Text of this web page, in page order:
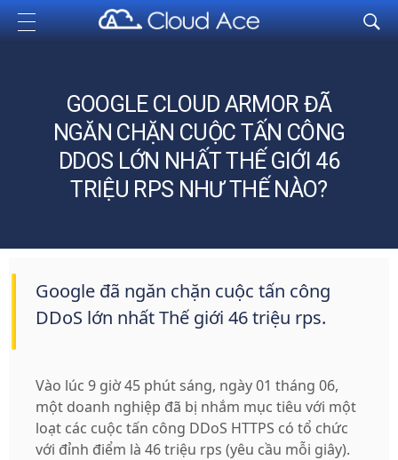
Cloud Ace
Nhà cung cấp giải pháp trên GCP cho doanh nghiệp
GOOGLE CLOUD ARMOR ĐÃ
NGĂN CHẶN CUỘC TẤN CÔNG
DDOS LỚN NHẤT THẾ GIỚI 46
TRIỆU RPS NHƯ THẾ NÀO?
Google đã ngăn chặn cuộc tấn công
DDoS lớn nhất Thế giới 46 triệu rps.
Vào lúc 9 giờ 45 phút sáng, ngày 01 tháng 06,
một doanh nghiệp đã bị nhắm mục tiêu với một
loạt các cuộc tấn công DDoS HTTPS có tổ chức
với đỉnh điểm là 46 triệu rps (yêu cầu mỗi giây).